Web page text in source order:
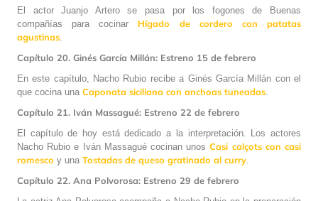
El actor Juanjo Artero se pasa por los fogones de Buenas
compañías para cocinar Hígado de cordero con patatas
agustinas
Capítulo 20. Ginés García Millán: Estreno 15 de febrero
En este capítulo, Nacho Rubio recibe a Ginés García Millán con el
que cocina una Caponata siciliana con anchoas tuneadas
Capítulo 21. Iván Massagué: Estreno 22 de febrero
El capítulo de hoy está dedicado a la interpretación. Los actores
Nacho Rubio e Iván Massagué cocinan unosCasi calçots con casi
romesco y una Tostadas de queso gratinado al curry
Capítulo 22. Ana Polvorosa: Estreno 29 de febrero